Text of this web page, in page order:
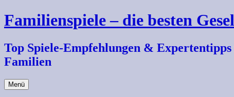
Zum
Inhalt
Familienspiele – die besten
Top Spiele-Empfehlungen &
Familien
Menü